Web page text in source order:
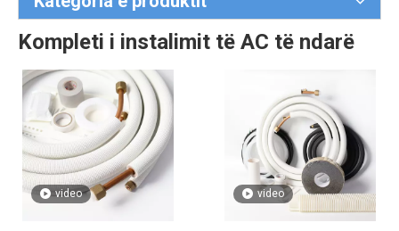
Kompleti i instalimit të AC të ndarë
video video